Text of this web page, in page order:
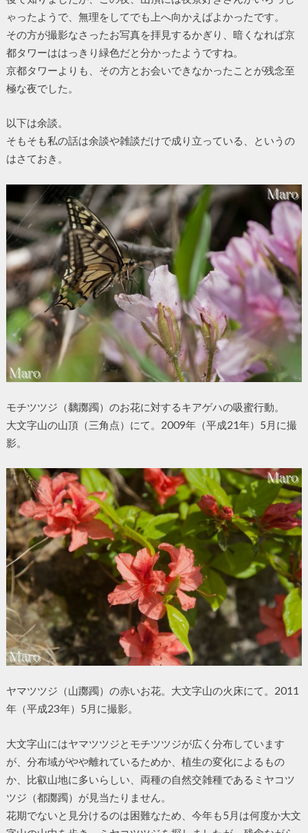
ゃったようで、無理をしてでも上へ向かえばよかったです。
その方が撮影なさったお写真を拝見するかぎり、暗くなれば京
都タワーははっきり緑色だと分かったようですね。
京都タワーよりも、その方とお会いできなかったことが残念至
極な夜でした。
以下は余談。
そもそも私の話は余談や雑談だけで成り立っている、というの
はさておき。
モチツツジ（黐躑躅）のお花に対するキアゲハの吸蜜行動。
大文字山の山頂（三角点）にて。2009年（平成21年）5月に撮
影。
ヤマツツジ（山躑躅）の赤いお花。大文字山の火床にて。2011
年（平成23年）5月に撮影。
大文字山にはヤマツツジとモチツツジが広く分布しています
が、分布域がやや離れているためか、植生の変化によるもの
か、比叡山地に多いらしい、両種の自然交雑種であるミヤコツ
ツジ（都躑躅）が見当たりません。
花期でないと見分けるのは困難なため、今年も5月は何度か大文